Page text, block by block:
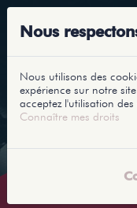
Nous
Nous utilisons des
expérience sur notre
acceptez l'utilisation des
Connaître mes droits